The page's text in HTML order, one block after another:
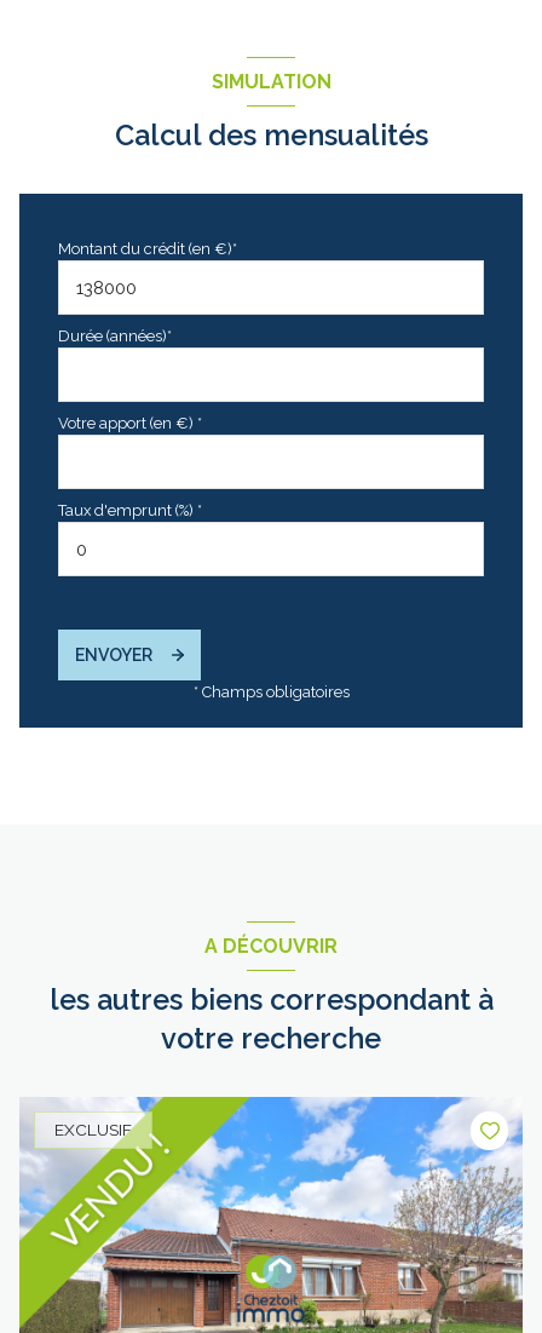
SIMULATION
Calcul des mensualités
Montant du crédit (en €)*
Durée (années)*
Votre apport (en €) *
Taux d'emprunt (%) *
ENVOYER
* Champs obligatoires
A DÉCOUVRIR
les autres biens correspondant à
votre recherche
EXCLUSIF